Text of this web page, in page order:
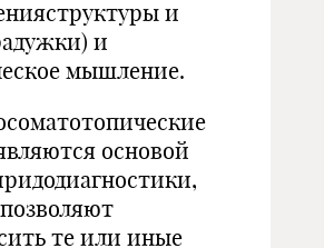
и
и
мышление.
основой
те или иные